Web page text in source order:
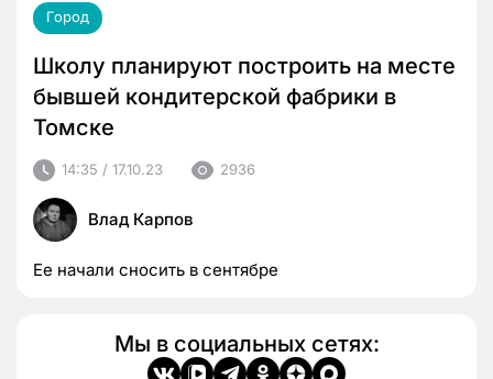
Город
Школу планируют построить на месте
бывшей кондитерской фабрики в
Томске
14:35 / 17.10.23 2936
Влад Карпов
Ее начали сносить в сентябре
Мы в социальных сетях: